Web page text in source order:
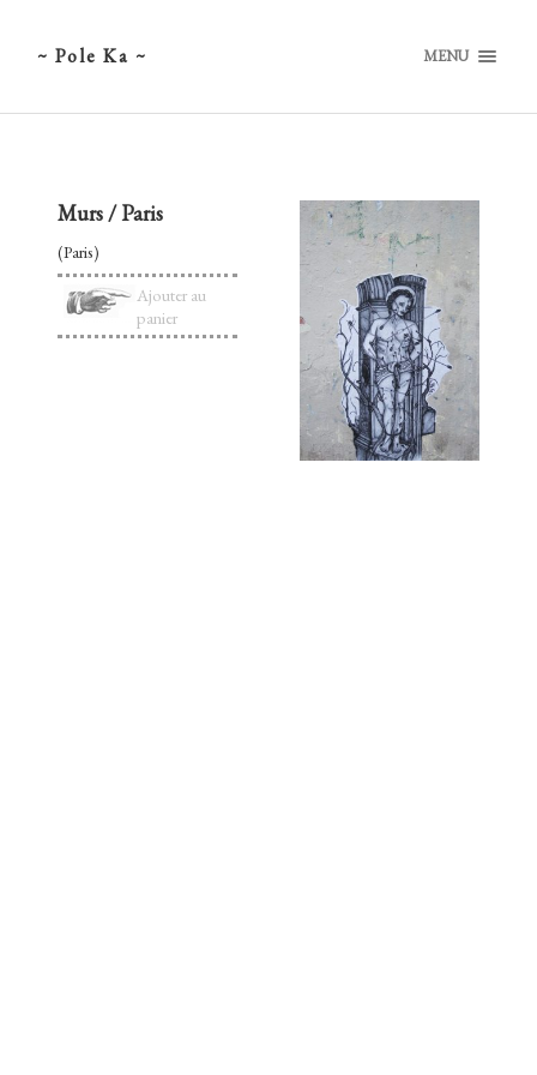
~ Pole Ka ~ MENU
Murs / Paris
(Paris)
Ajouter au
panier